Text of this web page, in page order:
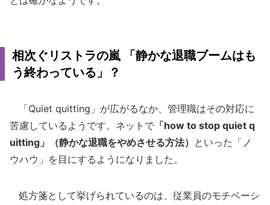
相次ぐリストラの嵐 「静かな退職ブームはも
う終わっている」？
「Quiet quitting」が広がるなか、管理職はその対応に
苦慮しているようです。ネットで 「how to stop quiet q
uitting」（静かな退職をやめさせる方法） といった「ノ
ウハウ」を目にするようになりました。
処方箋として挙げられているのは、従業員のモチベーシ